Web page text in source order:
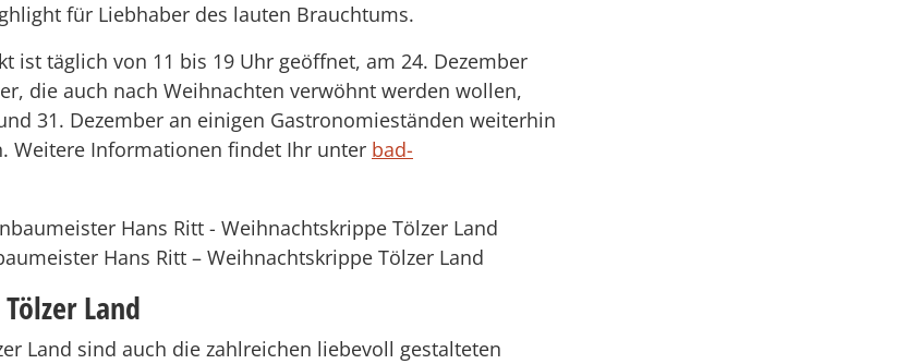
für Liebhaber des lauten Brauchtums.
ist täglich von 11 bis 19 Uhr geöffnet, am 24. Dezember
die auch nach Weihnachten verwöhnt werden wollen,
31. Dezember an einigen Gastronomieständen weiterhin
Weitere Informationen findet Ihr unter bad-
Hans Ritt – Weihnachtskrippe Tölzer Land
Land
Land sind auch die zahlreichen liebevoll gestalteten